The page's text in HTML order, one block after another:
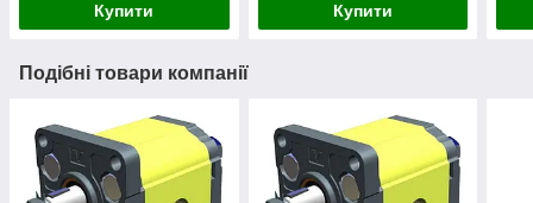
Купити Купити
Подібні товари компанії